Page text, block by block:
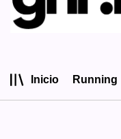
Inicio Running